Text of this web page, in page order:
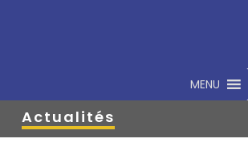
MENU
Actualités